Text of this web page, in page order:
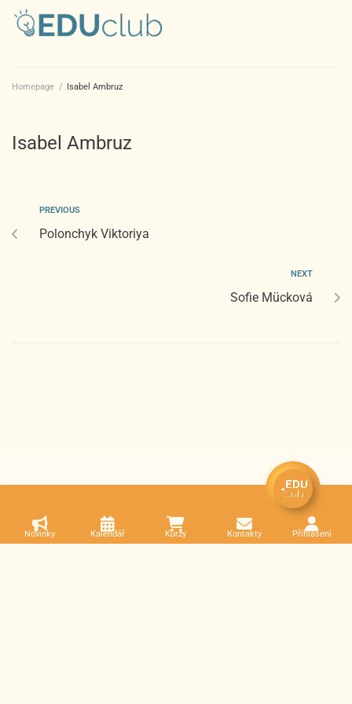
Homepage / Isabel Ambruz
Isabel Ambruz
PREVIOUS
Polonchyk Viktoriya
NEXT
Sofie Mücková
Novinky Kalendář Kurzy Kontakty Přihlášení